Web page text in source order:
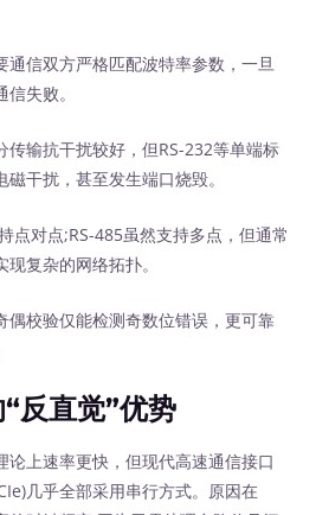
通信双方严格匹配波特率参数，一旦
失败。
传输抗干扰较好，但RS-232等单端标
干扰，甚至发生端口烧毁。
点对点;RS-485虽然支持多点，但通常
复杂的网络拓扑。
偶校验仅能检测奇数位错误，更可靠
反直觉”优势
论上速率更快，但现代高速通信接口
几乎全部采用串行方式。原因在